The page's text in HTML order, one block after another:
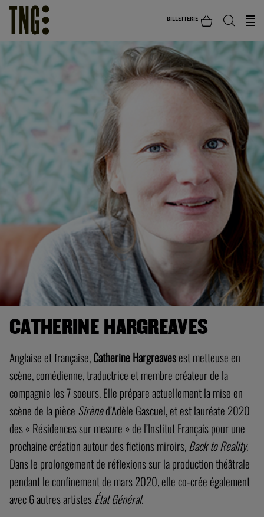
BILLETTERIE
CATHERINE HARGREAVES
Anglaise et française,Catherine Hargreavesest metteuse en
scène, comédienne, traductrice et membre créateur de la
compagnie les 7 soeurs. Elle prépare actuellement la mise en
scène de la pièce Sirèned’Adèle Gascuel, et est lauréate 2020
des « Résidences sur mesure » de l’Institut Français pour une
prochaine création autour des fictions miroirs,Back to Reality.
Dans le prolongement de réflexions sur la production théâtrale
pendant le confinement de mars 2020, elle co-crée également
avec 6 autres artistesÉtat Général.